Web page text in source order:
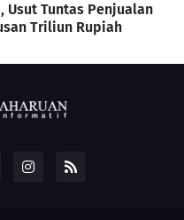
Usut Tuntas Penjualan
Triliun Rupiah